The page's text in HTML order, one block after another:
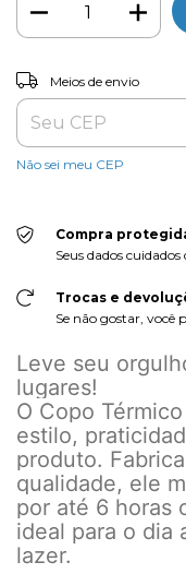
Entregas para o CEP:
Meios de envio
Não sei meu CEP
Compra
Seus dados
Trocas e
Se não gostar, você
Leve seu
lugares!
O Copo
estilo,
produto.
qualidade, ele
por até 6 horas
ideal para o dia
lazer.